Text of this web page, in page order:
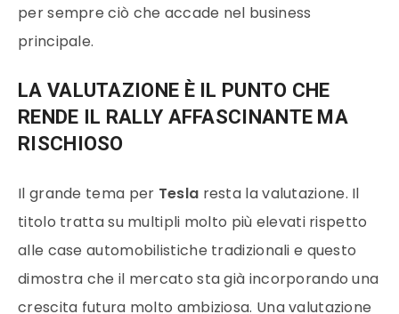
per sempre ciò che accade nel business
principale.
LA VALUTAZIONE È IL PUNTO CHE
RENDE IL RALLY AFFASCINANTE MA
RISCHIOSO
Il grande tema per Tesla resta la valutazione. Il
titolo tratta su multipli molto più elevati rispetto
alle case automobilistiche tradizionali e questo
dimostra che il mercato sta già incorporando una
crescita futura molto ambiziosa. Una valutazione